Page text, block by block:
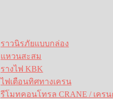
ราวนิรภัยแบบกล่อง
แหวนสะสม
รางไฟ KBK
ไฟเตือนทิศทางเครน
รีโมทคอนโทรล CRANE / เคร